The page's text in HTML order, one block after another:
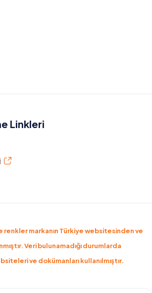
Linkleri
renkler markanın Türkiye websitesinden ve
Veri bulunamadığı durumlarda
ve dokümanları kullanılmıştır.